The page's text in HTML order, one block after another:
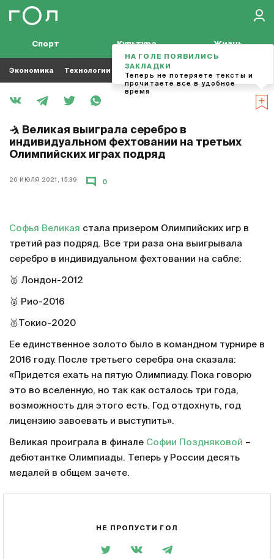
Спорт Культура Жизнь
Экономика Технологии Кино Футбол
🤺 Великая выиграла серебро в
индивидуальном фехтовании на третьих
Олимпийских играх подряд
26 ИЮЛЯ 2021, 15:39 0
Софья Великая стала призером Олимпийских игр в
третий раз подряд. Все три раза она выигрывала
серебро в индивидуальном фехтовании на сабле:
🥈 Лондон-2012
🥈 Рио-2016
🥈Токио-2020
Ее единственное золото было в командном турнире в
2016 году. После третьего серебра она сказала:
«Придется ехать на пятую Олимпиаду. Пока говорю
это во вселенную, но так как осталось три года,
возможность для этого есть. Год отдохнуть, год
лицензию завоевать и выступить».
Великая проиграла в финале Софии Поздняковой –
дебютантке Олимпиады. Теперь у России десять
медалей в общем зачете.
НЕ ПРОПУСТИ ГОЛ
НА ГОЛЕ ПОЯВИЛИСЬ
ЗАКЛАДКИ
Теперь не потеряете тексты и
прочитаете все в удобное
время